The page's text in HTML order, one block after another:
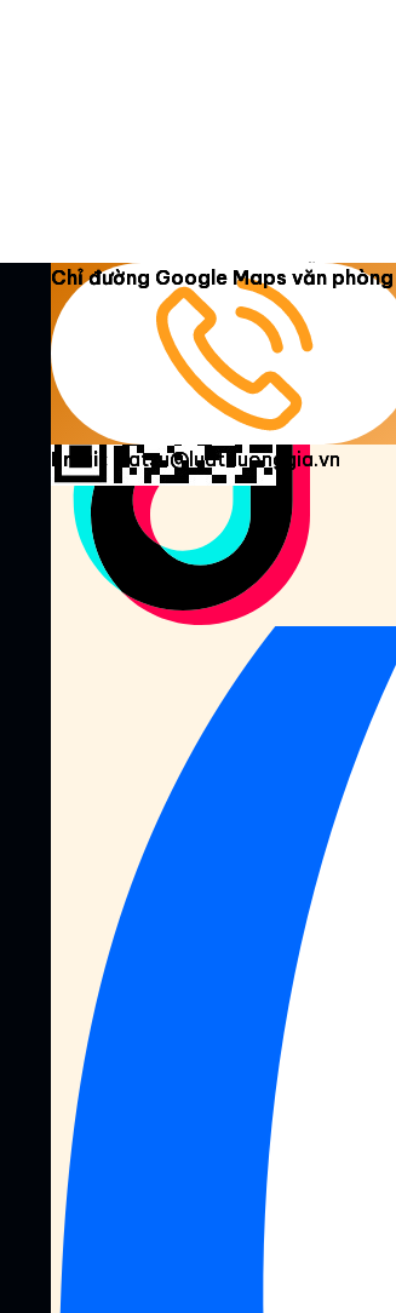
Copyright 2026 ©Luật